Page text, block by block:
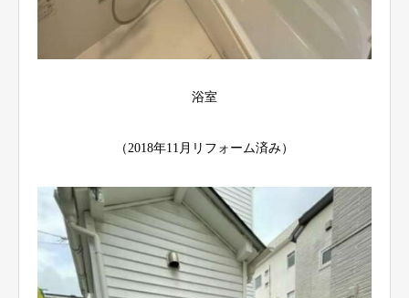
浴室
（2018年11月リフォーム済み）